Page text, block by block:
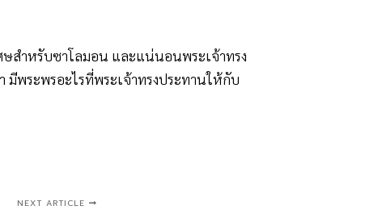
ษสำหรับซาโลมอน และแน่นอนพระเจ้าทรง
มีพระพรอะไรที่พระเจ้าทรงประทานให้กับ
NEXT ARTICLE